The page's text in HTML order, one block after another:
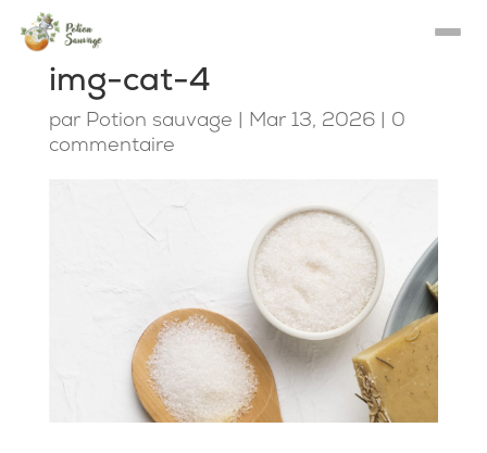
img-cat-4
par Potion sauvage | Mar 13, 2026| 0
commentaire